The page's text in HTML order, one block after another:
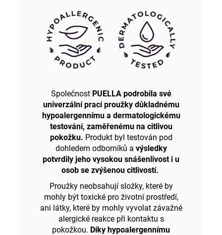
SpolečnostPUELLA podrobila své
univerzální prací proužky důkladnému
hypoalergennímu a dermatologickému
testování, zaměřenému na citlivou
pokožku. Produkt byl testován pod
dohledem odborníků a výsledky
potvrdily jeho vysokou snášenlivost i u
osob se zvýšenou citlivostí.
Proužky neobsahují složky, které by
mohly být toxické pro životní prostředí,
ani látky, které by mohly vyvolat závažné
alergické reakce při kontaktu s
pokožkou. Díky hypoalergennímu